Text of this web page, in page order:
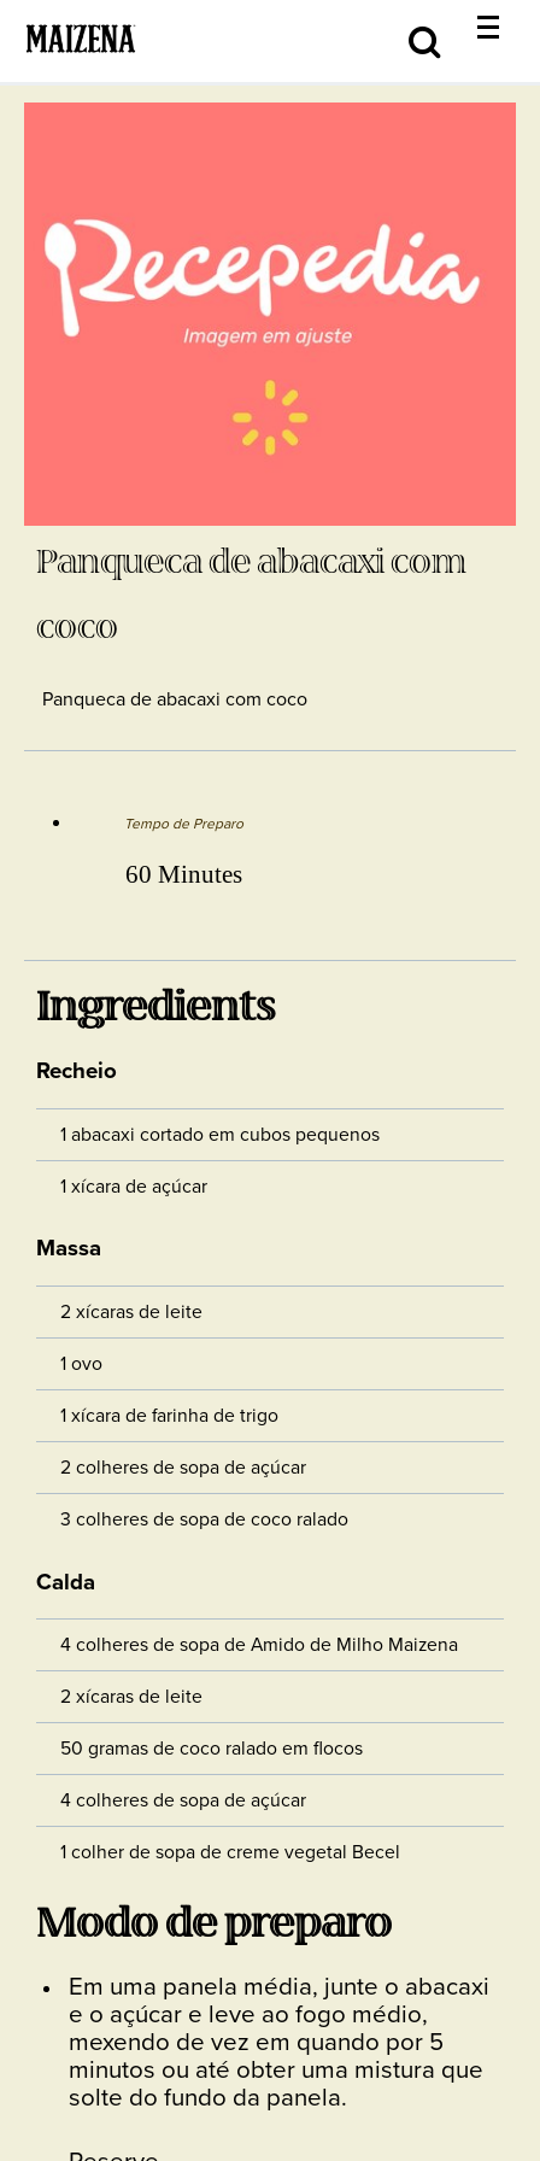
Panqueca de abacaxi com
coco
Panqueca de abacaxi com coco
Tempo de Preparo
60 Minutes
Ingredients
Recheio
1 abacaxi cortado em cubos pequenos
1 xícara de açúcar
Massa
2 xícaras de leite
1 ovo
1 xícara de farinha de trigo
2 colheres de sopa de açúcar
3 colheres de sopa de coco ralado
Calda
4 colheres de sopa de Amido de Milho Maizena
2 xícaras de leite
50 gramas de coco ralado em flocos
4 colheres de sopa de açúcar
1 colher de sopa de creme vegetal Becel
Modo de preparo
Em uma panela média, junte o abacaxi
e o açúcar e leve ao fogo médio,
mexendo de vez em quando por 5
minutos ou até obter uma mistura que
solte do fundo da panela.